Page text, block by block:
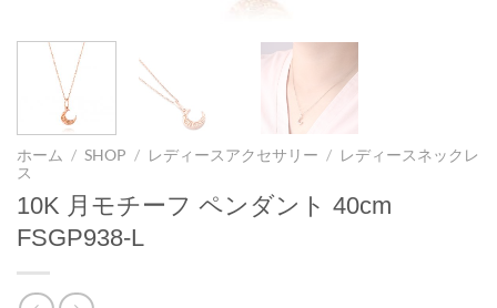
ホーム / SHOP / レディースアクセサリー / レディースネックレ
ス
10K 月モチーフ ペンダント 40cm
FSGP938-L